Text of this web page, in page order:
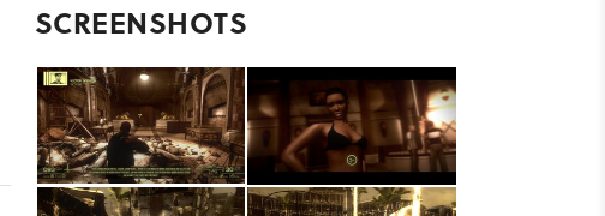
SCREENSHOTS